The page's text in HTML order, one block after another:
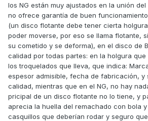
y estos son los Ng
https://www.ramirezmoto.es/Disco-
1547X/104065.html
me podrían confirmar si son
i Abs euro 4 comprada en agosto del
los NG están muy ajustados en la unión
no ofrece garantía de buen
(un disco flotante debe tener cierta
poder moverse, por eso se llama flotante,
su cometido y se deforma), en el disco de
calidad por todas partes: en la holgura
los troquelados que lleva, que indica:
espesor admisible, fecha de fabricación, y
calidad, mientras que en el NG, no hay
pricipal de un disco flotante no lo tiene, y
aprecia la huella del remachado con bola
casquillos que deberían rodar y seguro